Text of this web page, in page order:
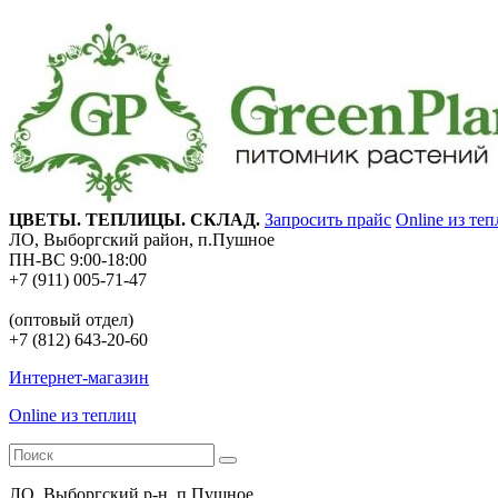
ЦВЕТЫ. ТЕПЛИЦЫ. СКЛАД. Запросить прайс Online из
ЛО, Выборгский район, п.Пушное
ПН-ВС 9:00-18:00
+7 (911) 005-71-47
(оптовый отдел)
+7 (812) 643-20-60
Интернет-магазин
Online из теплиц
ЛО, Выборгский р-н, п.Пушное